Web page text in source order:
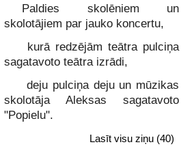
Paldies skolēniem un
skolotājiem par jauko koncertu,
kurā redzējām teātra pulciņa
sagatavoto teātra izrādi,
deju pulciņa deju un mūzikas
skolotāja Aleksas sagatavoto
"Popielu".
Lasīt visu ziņu (40)